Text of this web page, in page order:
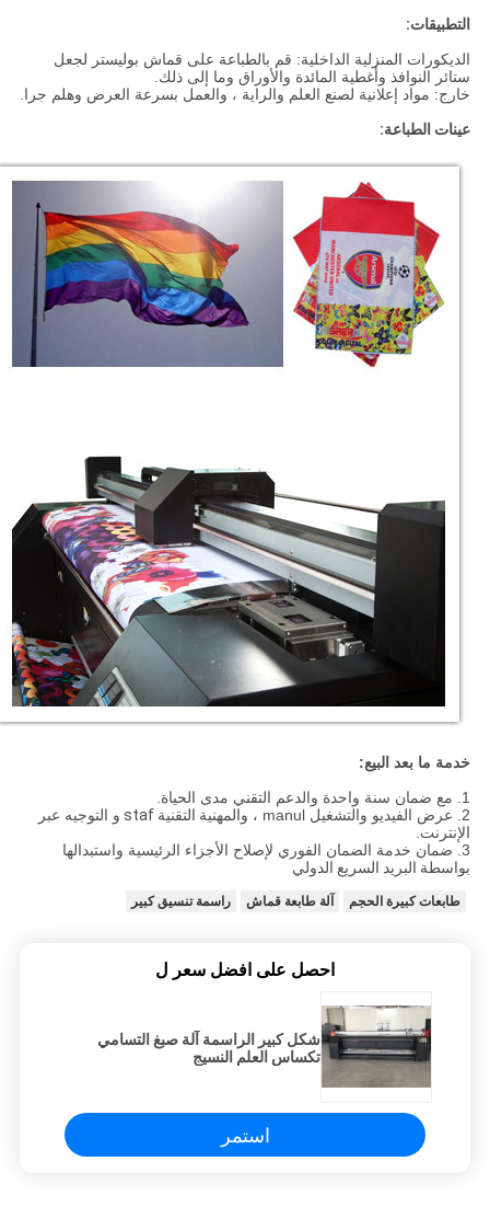
التطبيقات:
الديكورات المنزلية الداخلية: قم بالطباعة على قماش بوليستر لجعل
ستائر النوافذ وأغطية المائدة والأوراق وما إلى ذلك.
خارج: مواد إعلانية لصنع العلم والراية ، والعمل بسرعة العرض وهلم جرا.
عينات الطباعة:
خدمة ما بعد البيع:
1. مع ضمان سنة واحدة والدعم التقني مدى الحياة.
2. عرض الفيديو والتشغيل manul ، والمهنية
التقنية staf
و التوجيه عبر
الإنترنت.
3. ضمان خدمة الضمان الفوري لإصلاح الأجزاء الرئيسية واستبدالها
بواسطة البريد السريع الدولي
طابعات كبيرة الحجم آلة طابعة قماش راسمة تنسيق كبير
احصل على افضل سعر ل
شكل كبير الراسمة آلة صبغ التسامي
تكساس العلم النسيج
استمر